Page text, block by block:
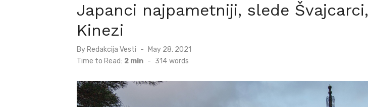
Japanci najpametniji, slede Švajcarci,
Kinezi
By Redakcija Vesti
Posted
May 28, 2021
Time to Read: 2 min - 314 words